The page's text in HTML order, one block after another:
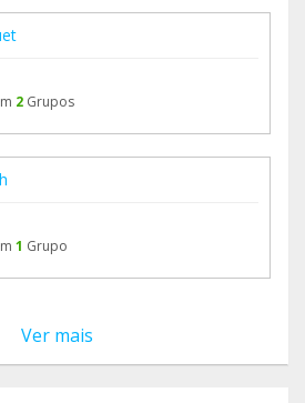
2 Grupos
1 Grupo
Ver mais